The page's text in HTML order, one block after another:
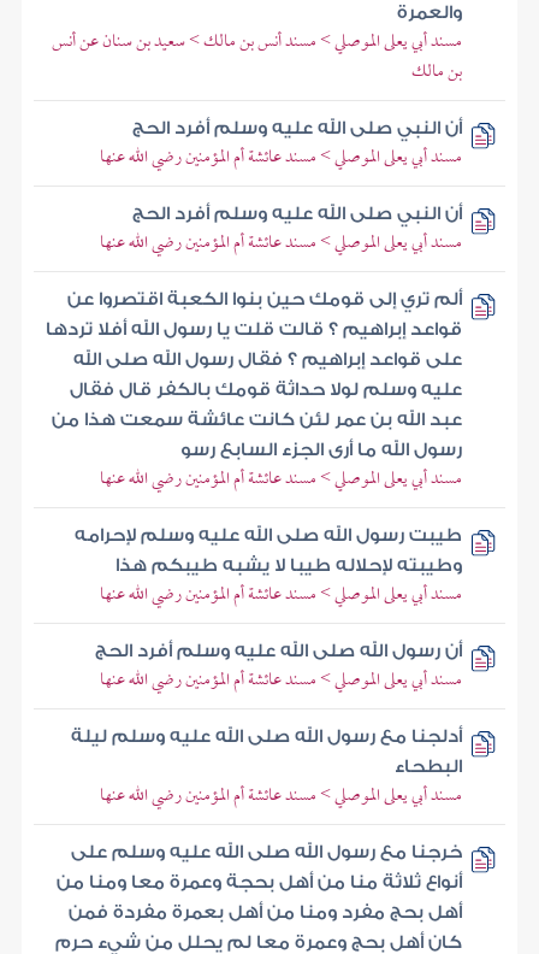
والعمرة
مسند أبي يعلى الموصلي > مسند أنس بن مالك > سعيد بن سنان عن أنس
بن مالك
أن النبي صلى الله عليه وسلم أفرد الحج
مسند أبي يعلى الموصلي > مسند عائشة أم المؤمنين رضي الله عنها
أن النبي صلى الله عليه وسلم أفرد الحج
مسند أبي يعلى الموصلي > مسند عائشة أم المؤمنين رضي الله عنها
ألم تري إلى قومك حين بنوا الكعبة اقتصروا عن
قواعد إبراهيم ؟ قالت قلت يا رسول الله أفلا تردها
على قواعد إبراهيم ؟ فقال رسول الله صلى الله
عليه وسلم لولا حداثة قومك بالكفر قال فقال
عبد الله بن عمر لئن كانت عائشة سمعت هذا من
رسول الله ما أرى الجزء السابع رسو
مسند أبي يعلى الموصلي > مسند عائشة أم المؤمنين رضي الله عنها
طيبت رسول الله صلى الله عليه وسلم لإحرامه
وطيبته لإحلاله طيبا لا يشبه طيبكم هذا
مسند أبي يعلى الموصلي > مسند عائشة أم المؤمنين رضي الله عنها
أن رسول الله صلى الله عليه وسلم أفرد الحج
مسند أبي يعلى الموصلي > مسند عائشة أم المؤمنين رضي الله عنها
أدلجنا مع رسول الله صلى الله عليه وسلم ليلة
البطحاء
مسند أبي يعلى الموصلي > مسند عائشة أم المؤمنين رضي الله عنها
خرجنا مع رسول الله صلى الله عليه وسلم على
أنواع ثلاثة منا من أهل بحجة وعمرة معا ومنا من
أهل بحج مفرد ومنا من أهل بعمرة مفردة فمن
كان أهل بحج وعمرة معا لم يحلل من شيء حرم